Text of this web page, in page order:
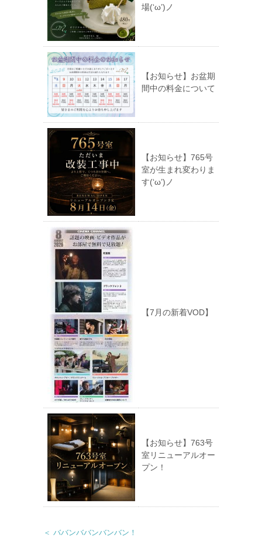
場(‘ω’)ノ
【お知らせ】お盆期
間中の料金について
【お知らせ】765号
室が生まれ変わりま
す(‘ω’)ノ
【7月の新着VOD】
【お知らせ】763号
室リニューアルオー
プン！
＜ ババンババンバンバン！